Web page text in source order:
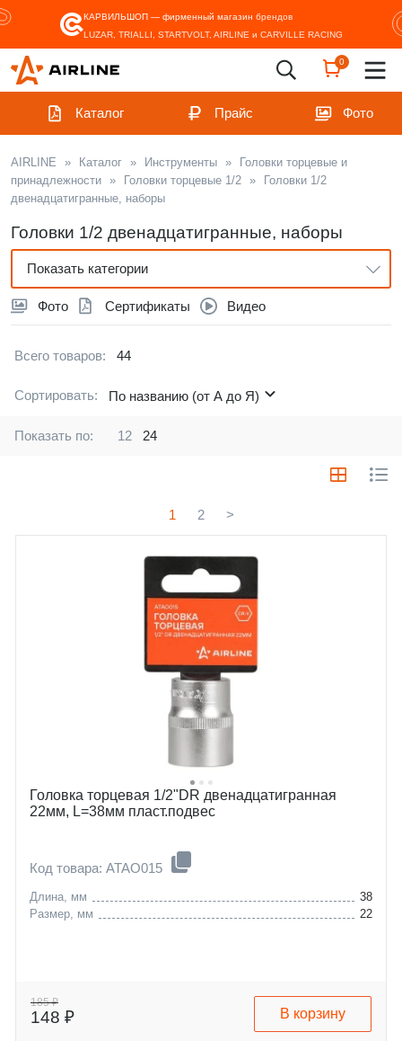
КАРВИЛЬШОП — фирменный магазин брендов
LUZAR, TRIALLI, STARTVOLT, AIRLINE и CARVILLE RACING
0
Каталог Прайс Фото
AIRLINE » Каталог » Инструменты »
Головки торцевые и
принадлежности » Головки торцевые 1/2 »
Головки 1/2
двенадцатигранные, наборы
Головки 1/2 двенадцатигранные, наборы
Фото Сертификаты Видео
Показать категории
Всего товаров: 44
Сортировать: По названию (от А до Я)
Показать по: 12 24
1 2 >
Головка торцевая 1/2"DR двенадцатигранная
22мм, L=38мм пласт.подвес
Код товара: ATAO015
Длина, мм
38
Размер, мм
22
185 ₽
148 ₽ В корзину